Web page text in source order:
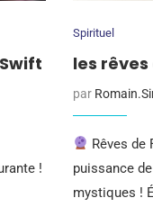
!
Spirituel
les
par
Rêves de
puissance
mystiques !